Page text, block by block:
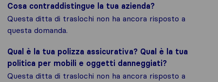
Cosa contraddistingue la tua azienda?
Questa ditta di traslochi non ha ancora risposto a
questa domanda.
Qual è la tua polizza assicurativa? Qual è la tua
politica per mobili e oggetti danneggiati?
Questa ditta di traslochi non ha ancora risposto a